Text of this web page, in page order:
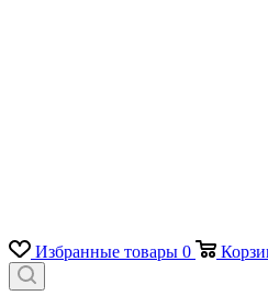
Избранные товары 0